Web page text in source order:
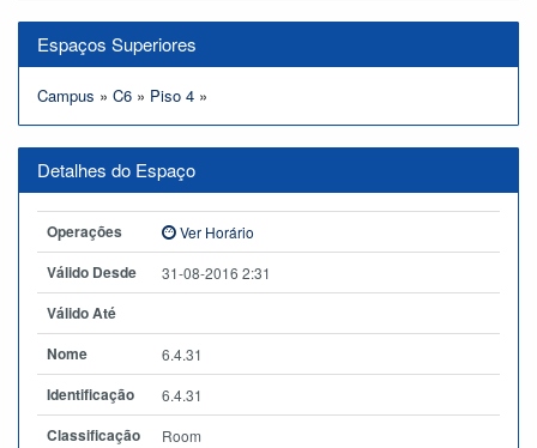
Espaços Superiores
Campus » C6 » Piso 4 »
Detalhes do Espaço
Operações Ver Horário
Válido Desde 31-08-2016 2:31
Válido Até
Nome
6.4.31
Identificação 6.4.31
Classificação Room